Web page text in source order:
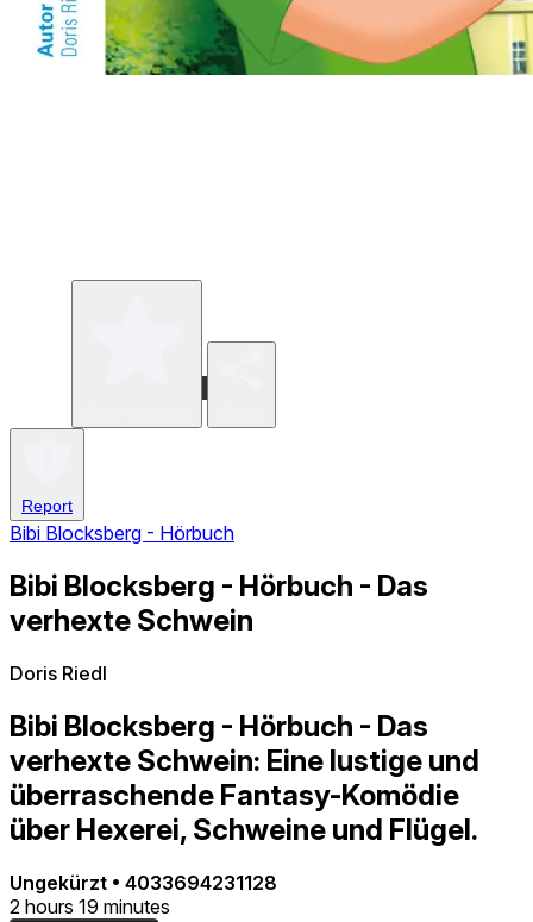
Report
Bibi Blocksberg - Hörbuch
Bibi Blocksberg - Hörbuch - Das
verhexte Schwein
Doris Riedl
Bibi Blocksberg - Hörbuch - Das
verhexte Schwein: Eine lustige und
überraschende Fantasy-Komödie
über Hexerei, Schweine und Flügel.
Ungekürzt • 4033694231128
2 hours 19 minutes